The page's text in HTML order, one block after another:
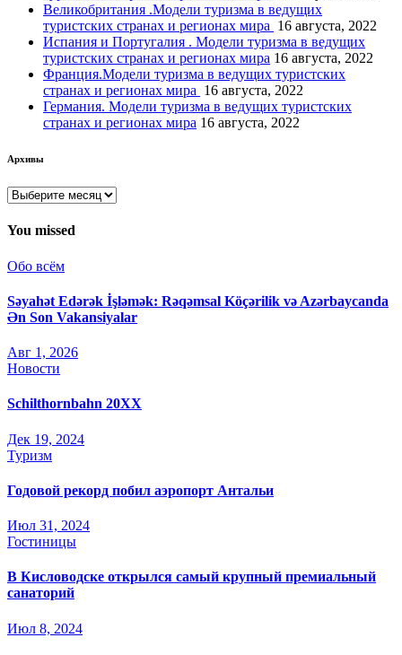
Великобритания .Модели туризма в ведущих
туристских странах и регионах мира 16 августа, 2022
Испания и Португалия . Модели туризма в ведущих
туристских странах и регионах мира 16 августа, 2022
Франция.Модели туризма в ведущих туристских
странах и регионах мира 16 августа, 2022
Германия. Модели туризма в ведущих туристских
странах и регионах мира 16 августа, 2022
Архивы
Архивы
You missed
Обо всём
Səyahət Edərək İşləmək: Rəqəmsal Köçərilik və Azərbaycanda
Ən Son Vakansiyalar
Авг 1, 2026
Новости
Schilthornbahn 20XX
Дек 19, 2024
Туризм
Годовой рекорд побил аэропорт Антальи
Июл 31, 2024
Гостиницы
В Кисловодске открылся самый крупный премиальный
санаторий
Июл 8, 2024